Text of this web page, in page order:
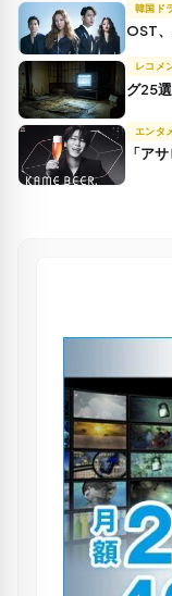
韓国ド
OST
レコメ
グ25
エンタ
「ア